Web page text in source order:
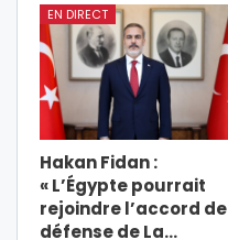
EN DIRECT
Hakan Fidan :
« L’Égypte pourrait
rejoindre l’accord de
défense de La…